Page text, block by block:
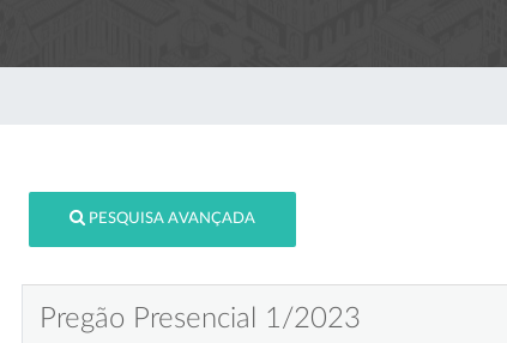
PESQUISA AVANÇADA
Pregão Presencial 1/2023